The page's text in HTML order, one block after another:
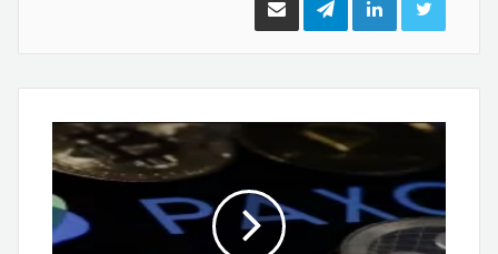
توییتر لینکدینتلگرام اشتراک
گذاری
ایمیل